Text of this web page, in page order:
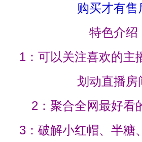
购买才有售
特色介绍
1：可以关注喜欢的主
划动直播房
2：聚合全网最好看
3：破解小红帽、半糖